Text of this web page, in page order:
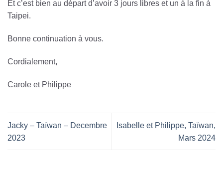
Et c’est bien au départ d’avoir 3 jours libres et un à la fin à
Taipei.
Bonne continuation à vous.
Cordialement,
Carole et Philippe
Jacky – Taïwan – Decembre
2023
Isabelle et Philippe, Taïwan,
Mars 2024